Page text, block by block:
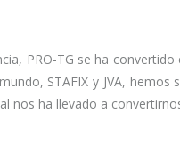
PRO-TG se ha
STAFIX y JVA,
nos ha llevado a